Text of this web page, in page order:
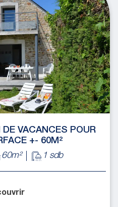
VACANCES POUR
+- 60M²
60m² 1 sdb